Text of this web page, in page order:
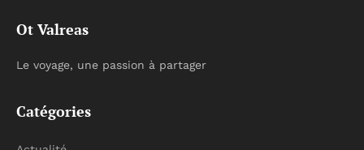
Ot Valreas
Le voyage, une passion à partager
Catégories